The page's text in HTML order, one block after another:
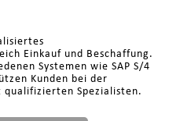
Einkauf und Beschaffung.
Systemen wie SAP S/4
Kunden bei der
qualifizierten Spezialisten.